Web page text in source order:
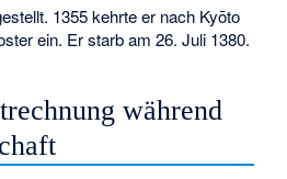
1355 kehrte er nach Kyōto
ein. Er starb am 26. Juli 1380.
während